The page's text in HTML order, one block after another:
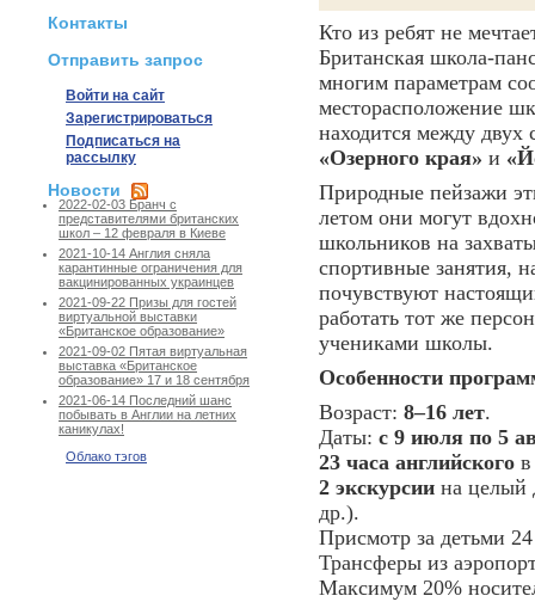
Контакты
Отправить запрос
Войти на сайт
Зарегистрироваться
Подписаться на
рассылку
Новости
2022-02-03 Бранч с
представителями британских
школ – 12 февраля в Киеве
2021-10-14 Англия сняла
карантинные ограничения для
вакцинированных украинцев
2021-09-22 Призы для гостей
виртуальной выставки
«Британское образование»
2021-09-02 Пятая виртуальная
выставка «Британское
образование» 17 и 18 сентября
2021-06-14 Последний шанс
побывать в Англии на летних
каникулах!
Облако тэгов
Кто из ребят не
Британская школа-
многим параметрам
месторасположение
находится между
«Озерного края» и
Природные пейзажи
летом они могут
школьников на
спортивные занятия,
почувствуют
работать тот же
учениками школы.
Особенности
Возраст: 8–16 лет.
Даты: с 9 июля по 5
23 часа английского
2 экскурсии на целый
др.).
Присмотр за детьми
Трансферы из
Максимум 20%